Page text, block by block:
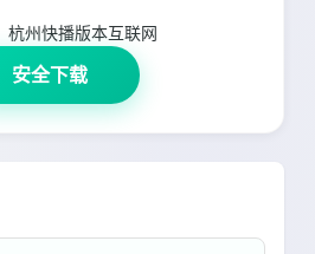
杭州快播版本互联网
安全下载